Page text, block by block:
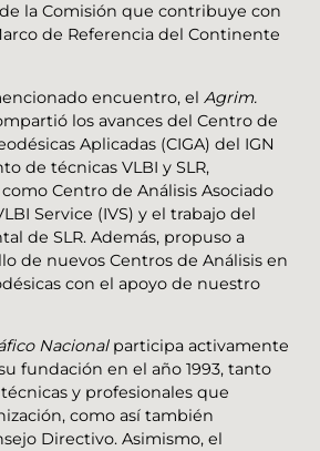
la Comisión que contribuye con
de Referencia del Continente
encuentro, el Agrim.
los avances del Centro de
Aplicadas (CIGA) del IGN
de técnicas VLBI y SLR,
Centro de Análisis Asociado
Service (IVS) y el trabajo del
de SLR. Además, propuso a
de nuevos Centros de Análisis en
con el apoyo de nuestro
Nacionalparticipa activamente
fundación en el año 1993, tanto
y profesionales que
como así también
Directivo. Asimismo, el